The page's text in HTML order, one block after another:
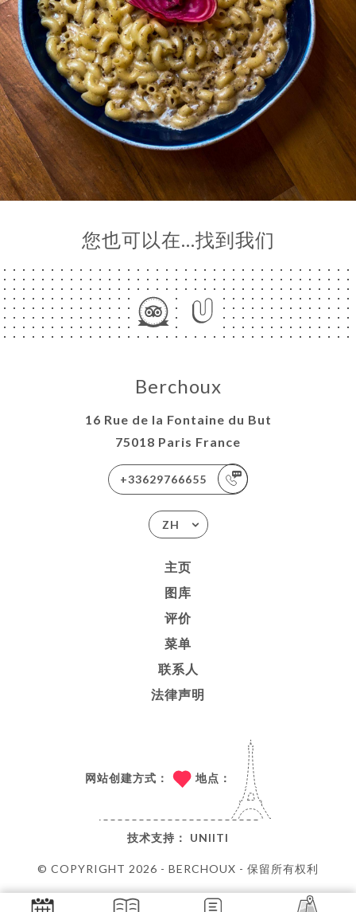
您也可以在…找到我们
Berchoux
16 Rue de la Fontaine du But
75018 Paris France
+33629766655
ZH
主页
图库
评价
菜单
联系人
法律声明
© COPYRIGHT 2026 - BERCHOUX - 保留所有权利
网站创建方式： 地点：
技术支持： UNIITI